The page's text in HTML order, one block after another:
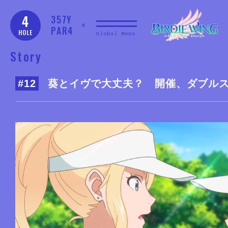
4
HOLE
357Y
PAR4
Global Menu
Story
#12 葵とイヴで大丈夫？ 開催、ダブル